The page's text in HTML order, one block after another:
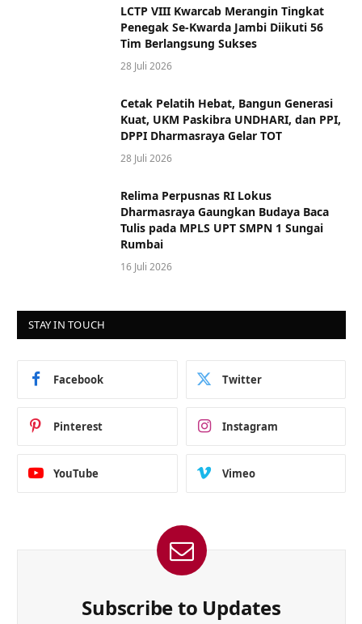
LCTP VIII Kwarcab Merangin Tingkat
Penegak Se-Kwarda Jambi Diikuti 56
Tim Berlangsung Sukses
28 Juli 2026
Cetak Pelatih Hebat, Bangun Generasi
Kuat, UKM Paskibra UNDHARI, dan PPI,
DPPI Dharmasraya Gelar TOT
28 Juli 2026
Relima Perpusnas RI Lokus
Dharmasraya Gaungkan Budaya Baca
Tulis pada MPLS UPT SMPN 1 Sungai
Rumbai
16 Juli 2026
STAY IN TOUCH
Facebook Twitter
Pinterest Instagram
YouTube Vimeo
Subscribe to Updates